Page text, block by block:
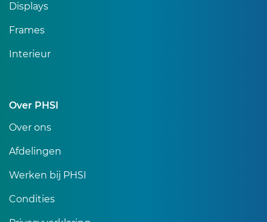
Displays
Frames
Interieur
Over PHSI
Over ons
Afdelingen
Werken bij PHSI
Condities